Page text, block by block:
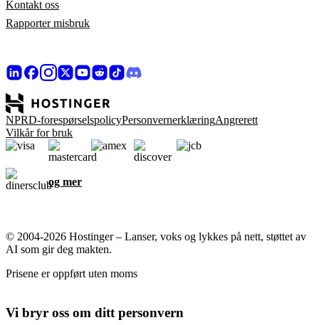
Kontakt oss
Rapporter misbruk
NPRD-forespørselspolicyPersonvernerklæringAngrerett
Vilkår for bruk
og mer
© 2004-2026 Hostinger – Lanser, voks og lykkes på nett, støttet av
AI som gir deg makten.
Prisene er oppført uten moms
Vi bryr oss om ditt personvern